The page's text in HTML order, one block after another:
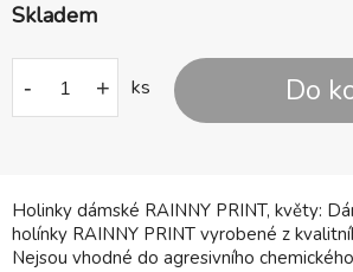
Holinky dámské RAINNY PRINT, květy:
holínky RAINNY PRINT vyrobené z
Nejsou vhodné do agresivního
Skladem
- + ks Do